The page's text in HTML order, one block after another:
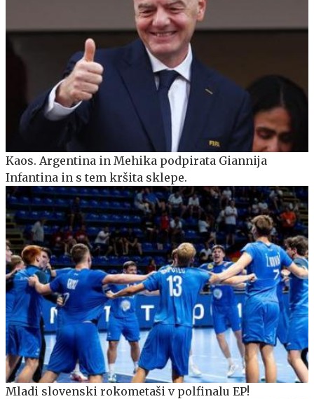
Kaos. Argentina in Mehika podpirata Giannija
Infantina in s tem kršita sklepe.
Mladi slovenski rokometaši v polfinalu EP!